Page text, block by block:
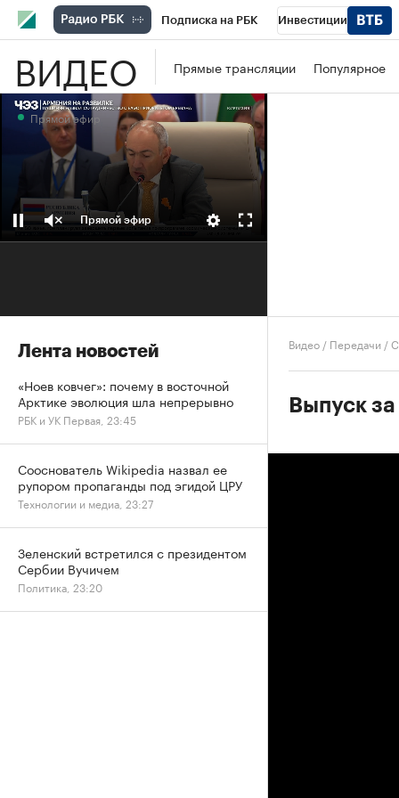
Подписка на РБК Инвестиции
РБК Бизнес-среда
Конференции СПб
Рынок наличной валюты
ВИДЕО Прямые трансляции Популярное
Видео / Передачи /
Выпуск
Прямой эфир
Прямой эфир
Лента новостей
«Ноев ковчег»: почему в восточной
Арктике эволюция шла непрерывно
РБК и УК Первая, 23:45
Сооснователь Wikipedia назвал ее
рупором пропаганды под эгидой ЦРУ
Технологии и медиа, 23:27
Зеленский встретился с президентом
Сербии Вучичем
Политика, 23:20